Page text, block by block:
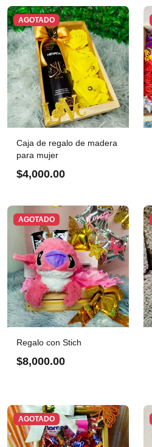
AGOTADO
Caja de regalo de madera
para mujer
$4,000.00
AGOTADO
Regalo con Stich
$8,000.00
AGOTADO